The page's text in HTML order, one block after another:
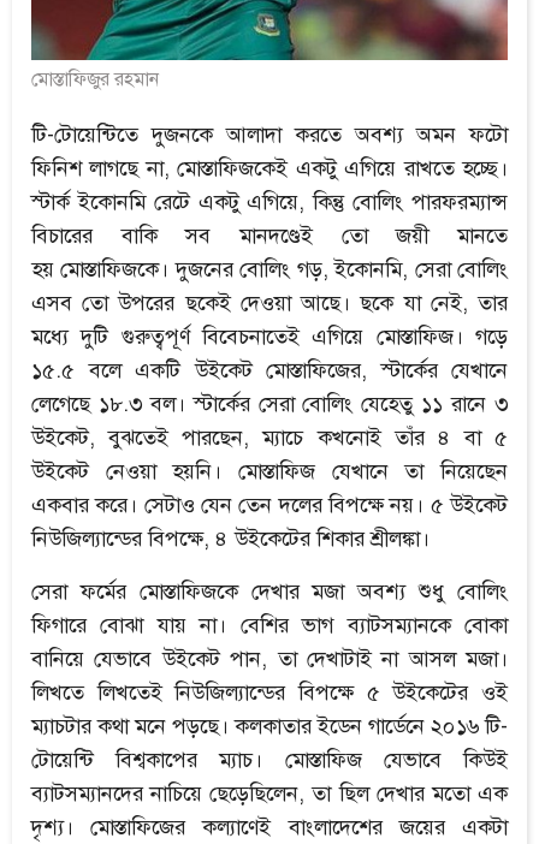
মোস্তাফিজুর রহমান
টি-টোয়েন্টিতে দুজনকে আলাদা করতে অবশ্য অমন ফটো
ফিনিশ লাগছে না, মোস্তাফিজকেই একটু এগিয়ে রাখতে হচ্ছে।
স্টার্ক ইকোনমি রেটে একটু এগিয়ে, কিন্তু বোলিং পারফরম্যান্স
বিচারের বাকি সব মানদণ্ডেই তো জয়ী মানতে
হয় মোস্তাফিজকে। দুজনের বোলিং গড়, ইকোনমি, সেরা বোলিং
এসব তো উপরের ছকেই দেওয়া আছে। ছকে যা নেই, তার
মধ্যে দুটি গুরুত্বপূর্ণ বিবেচনাতেই এগিয়ে মোস্তাফিজ। গড়ে
১৫.৫ বলে একটি উইকেট মোস্তাফিজের, স্টার্কের যেখানে
লেগেছে ১৮.৩ বল। স্টার্কের সেরা বোলিং যেহেতু ১১ রানে ৩
উইকেট, বুঝতেই পারছেন, ম্যাচে কখনোই তাঁর ৪ বা ৫
উইকেট নেওয়া হয়নি। মোস্তাফিজ যেখানে তা নিয়েছেন
একবার করে। সেটাও যেন তেন দলের বিপক্ষে নয়। ৫ উইকেট
নিউজিল্যান্ডের বিপক্ষে, ৪ উইকেটের শিকার শ্রীলঙ্কা।
সেরা ফর্মের মোস্তাফিজকে দেখার মজা অবশ্য শুধু বোলিং
ফিগারে বোঝা যায় না। বেশির ভাগ ব্যাটসম্যানকে বোকা
বানিয়ে যেভাবে উইকেট পান, তা দেখাটাই না আসল মজা।
লিখতে লিখতেই নিউজিল্যান্ডের বিপক্ষে ৫ উইকেটের ওই
ম্যাচটার কথা মনে পড়ছে। কলকাতার ইডেন গার্ডেনে ২০১৬ টি-
টোয়েন্টি বিশ্বকাপের ম্যাচ। মোস্তাফিজ যেভাবে কিউই
ব্যাটসম্যানদের নাচিয়ে ছেড়েছিলেন, তা ছিল দেখার মতো এক
দৃশ্য। মোস্তাফিজের কল্যাণেই বাংলাদেশের জয়ের একটা